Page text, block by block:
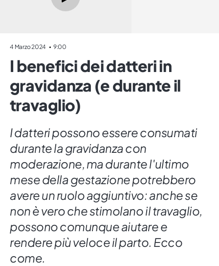
4 Marzo 2024 9:00
I benefici dei datteri in
gravidanza (e durante il
travaglio)
I datteri possono essere consumati
durante la gravidanza con
moderazione, ma durante l'ultimo
mese della gestazione potrebbero
avere un ruolo aggiuntivo: anche se
non è vero che stimolano il travaglio,
possono comunque aiutare e
rendere più veloce il parto. Ecco
come.